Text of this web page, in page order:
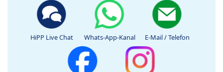
HiPP Live Chat Whats-App-Kanal E-Mail / Telefon